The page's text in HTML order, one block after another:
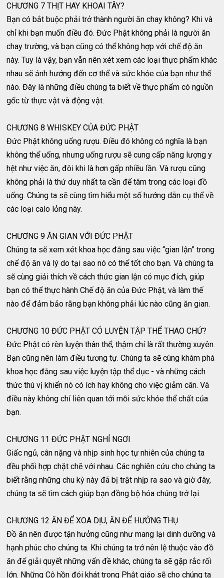
CHƯƠNG 7 THỊT HAY KHOAI TÂY?
Bạn có bắt buộc phải trở thành người ăn chay không? Khi và
chỉ khi bạn muốn điều đó. Đức Phật không phải là người ăn
chay trường, và bạn cũng có thể không hợp với chế độ ăn
này. Tuy là vậy, bạn vẫn nên xét xem các loại thực phẩm khác
nhau sẽ ảnh hưởng đến cơ thể và sức khỏe của bạn như thế
nào. Đây là những điều chúng ta biết về thực phẩm có nguồn
gốc từ thực vật và động vật.
CHƯƠNG 8 WHISKEY CỦA ĐỨC PHẬT
Đức Phật không uống rượu. Điều đó không có nghĩa là bạn
không thể uống, nhưng uống rượu sẽ cung cấp năng lượng y
hệt như việc ăn, đôi khi là hơn gấp nhiều lần. Và rượu cũng
không phải là thứ duy nhất ta cần để tâm trong các loại đồ
uống. Chúng ta sẽ cùng tìm hiểu một số hướng dẫn cụ thể về
các loại calo lỏng này.
CHƯƠNG 9 ĂN GIAN VỚI ĐỨC PHẬT
Chúng ta sẽ xem xét khoa học đằng sau việc “gian lận” trong
chế độ ăn và lý do tại sao nó có thể tốt cho bạn. Và chúng ta
sẽ cùng giải thích về cách thức gian lận có mục đích, giúp
bạn có thể thực hành Chế độ ăn của Đức Phật, và làm thế
nào để đảm bảo rằng bạn không phải lúc nào cũng ăn gian.
CHƯƠNG 10 ĐỨC PHẬT CÓ LUYỆN TẬP THỂ THAO CHỨ?
Đức Phật có rèn luyện thân thể, thậm chí là rất thường xuyên.
Bạn cũng nên làm điều tương tự. Chúng ta sẽ cùng khám phá
khoa học đằng sau việc luyện tập thể dục - và những cách
thức thú vị khiến nó có ích hay không cho việc giảm cân. Và
điều này không chỉ liên quan tới mỗi sức khỏe thể chất của
bạn.
CHƯƠNG 11 ĐỨC PHẬT NGHỈ NGƠI
Giấc ngủ, cân nặng và nhịp sinh học tự nhiên của chúng ta
đều phối hợp chặt chẽ với nhau. Các nghiên cứu cho chúng ta
biết rằng những chu kỳ này đã bị trật nhịp ra sao và giờ đây,
chúng ta sẽ tìm cách giúp bạn đồng bộ hóa chúng trở lại.
CHƯƠNG 12 ĂN ĐỂ XOA DỊU, ĂN ĐỂ HƯỞNG THỤ
Đồ ăn nên được tận hưởng cũng như mang lại dinh dưỡng và
hạnh phúc cho chúng ta. Khi chúng ta trở nên lệ thuộc vào đồ
ăn để giải quyết những vấn đề khác, chúng ta sẽ gặp rắc rối
lớn. Những Cô hồn đói khát trong Phật giáo sẽ cho chúng ta